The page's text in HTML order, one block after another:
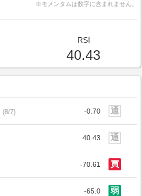
※モメンタムは数字に含まれません。
RSI
40.43
(8/7) -0.70 通
40.43 通
-70.61 買
-65.0 弱